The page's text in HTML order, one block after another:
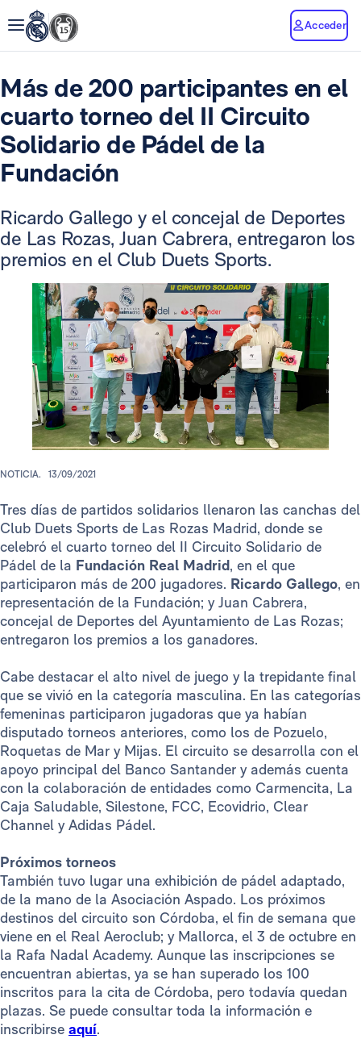
Acceder
Más de 200 participantes en el
cuarto torneo del II Circuito
Solidario de Pádel de la
Fundación
Ricardo Gallego y el concejal de Deportes
de Las Rozas, Juan Cabrera, entregaron los
premios en el Club Duets Sports.
NOTICIA. 13/09/2021
Tres días de partidos solidarios llenaron las canchas del
Club Duets Sports de Las Rozas Madrid, donde se
celebró el cuarto torneo del II Circuito Solidario de
Pádel de la Fundación Real Madrid, en el que
participaron más de 200 jugadores. Ricardo Gallego, en
representación de la Fundación; y Juan Cabrera,
concejal de Deportes del Ayuntamiento de Las Rozas;
entregaron los premios a los ganadores.
Cabe destacar el alto nivel de juego y la trepidante final
que se vivió en la categoría masculina. En las categorías
femeninas participaron jugadoras que ya habían
disputado torneos anteriores, como los de Pozuelo,
Roquetas de Mar y Mijas. El circuito se desarrolla con el
apoyo principal del Banco Santander y además cuenta
con la colaboración de entidades como Carmencita, La
Caja Saludable, Silestone, FCC, Ecovidrio, Clear
Channel y Adidas Pádel.
Próximos torneos
También tuvo lugar una exhibición de pádel adaptado,
de la mano de la Asociación Aspado. Los próximos
destinos del circuito son Córdoba, el fin de semana que
viene en el Real Aeroclub; y Mallorca, el 3 de octubre en
la Rafa Nadal Academy. Aunque las inscripciones se
encuentran abiertas, ya se han superado los 100
inscritos para la cita de Córdoba, pero todavía quedan
plazas. Se puede consultar toda la información e
inscribirse aquí.